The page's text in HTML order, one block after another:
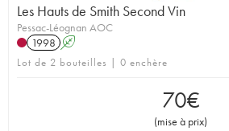
Les Hauts de Smith Second Vin
Pessac-Léognan AOC
1998 A
Lot de 2 bouteilles | 0 enchère
70€
(mise à prix)